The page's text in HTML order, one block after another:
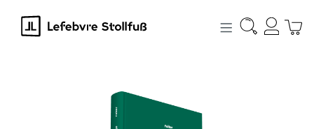
springen
Bildergalerie überspringen